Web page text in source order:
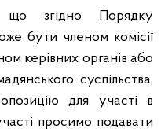
що згідно Порядку
бути членом комісії
керівних органів або
суспільства,
для участі в
просимо подавати